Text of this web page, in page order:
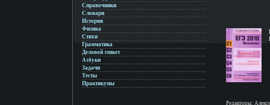
Справочники
Словари
История
Физика
Стихи
Грамматика
Деловой этикет
Азбуки
Задачи
Тесты
Практикумы
Авторыбкмьд
Мария Ткачева
Редакторы: